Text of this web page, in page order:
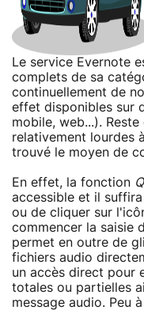
Le service Evernote
complets de sa
continuellement de
effet disponibles sur
mobile, web...).
relativement lourdes
trouvé le moyen de
En effet, la fonction
accessible et il
ou de cliquer sur
commencer la saisie
permet en outre de
fichiers audio
un accès direct pour
totales ou partielles
message audio. Peu